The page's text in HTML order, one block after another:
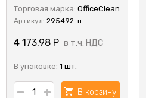
Торговая марка: OfficeClean
Артикул: 295492-н
4 173,98 Р в т.ч. НДС
В упаковке: 1 шт.
В корзину